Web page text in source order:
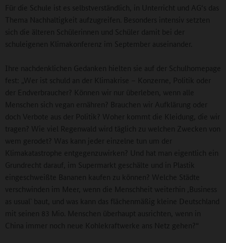
Für die Schule ist es selbstverständlich, in Unterricht und AG‘s das
Thema Nachhaltigkeit aufzugreifen. Besonders intensiv setzten
sich die älteren Schülerinnen und Schüler damit bei der
schuleigenen Klimakonferenz im September auseinander.
Ihre nachdenklichen Gedanken hielten sie auf der Schulhomepage
fest: „Wer ist schuld an der Klimakrise – Konzerne, Politik oder
der Endverbraucher? Können wir nur überleben, wenn alle
Menschen sich vegan ernähren? Brauchen wir Aufklärung oder
doch Verbote aus der Politik? Woher kommt die Kleidung, die wir
tragen? Wie viel Regenwald wird täglich zu welchen Zwecken von
wem gerodet? Was kann jeder einzelne tun um der
Klimakatastrophe entgegenzuwirken? Und hat man eigentlich ein
Grundrecht darauf, im Supermarkt geschälte und in Plastik
eingeschweißte Bananen kaufen zu können? Welche Städte
verschwinden im Meer, wenn die Menschheit weiterhin ,Business
as usual` baut, und was kann das flächenmäßig kleine Deutschland
mit seinen 83 Mio. Menschen überhaupt ausrichten, wenn in
China immer noch neue Kohlekraftwerke ans Netz gehen?“